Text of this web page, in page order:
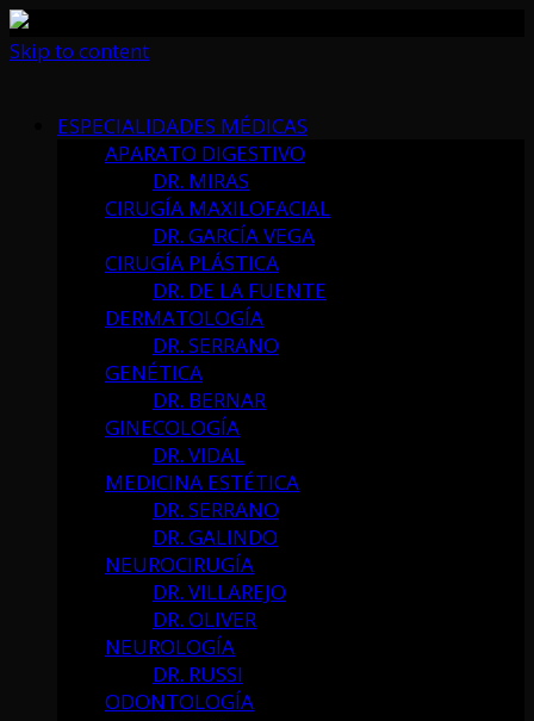
Skip to content
ESPECIALIDADES MÉDICAS
APARATO DIGESTIVO
DR. MIRAS
CIRUGÍA MAXILOFACIAL
DR. GARCÍA VEGA
CIRUGÍA PLÁSTICA
DR. DE LA FUENTE
DERMATOLOGÍA
DR. SERRANO
GENÉTICA
DR. BERNAR
GINECOLOGÍA
DR. VIDAL
MEDICINA ESTÉTICA
DR. SERRANO
DR. GALINDO
NEUROCIRUGÍA
DR. VILLAREJO
DR. OLIVER
NEUROLOGÍA
DR. RUSSI
ODONTOLOGÍA